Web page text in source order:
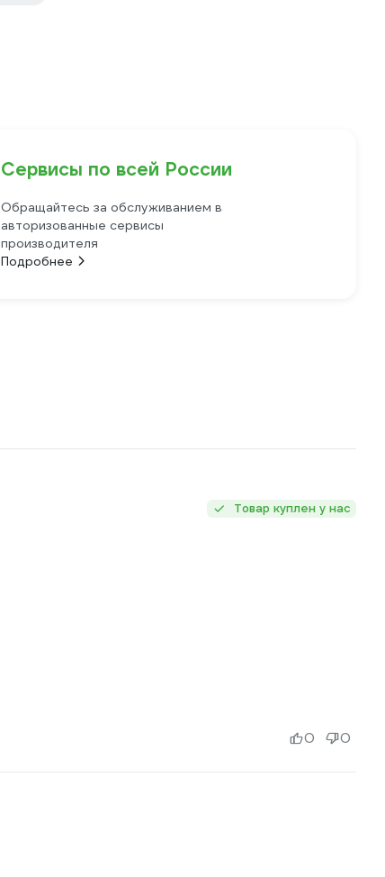
Сервисы по всей России
Обращайтесь за обслуживанием в
авторизованные сервисы
производителя
Подробнее
Товар куплен у нас
0 0